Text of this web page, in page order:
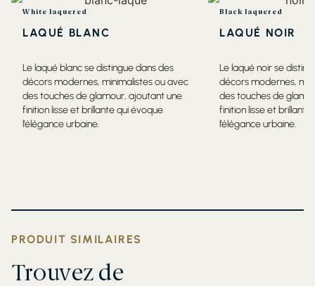
White laquered
LAQUÉ BLANC
Le laqué blanc se distingue dans des
décors modernes, minimalistes ou avec
des touches de glamour, ajoutant une
finition lisse et brillante qui évoque
l’élégance urbaine.
Black laquered
LAQUÉ NOIR
Le laqué noir se
décors modernes,
des touches de
finition lisse et
l’élégance urbaine.
PRODUIT SIMILAIRES
Trouvez de